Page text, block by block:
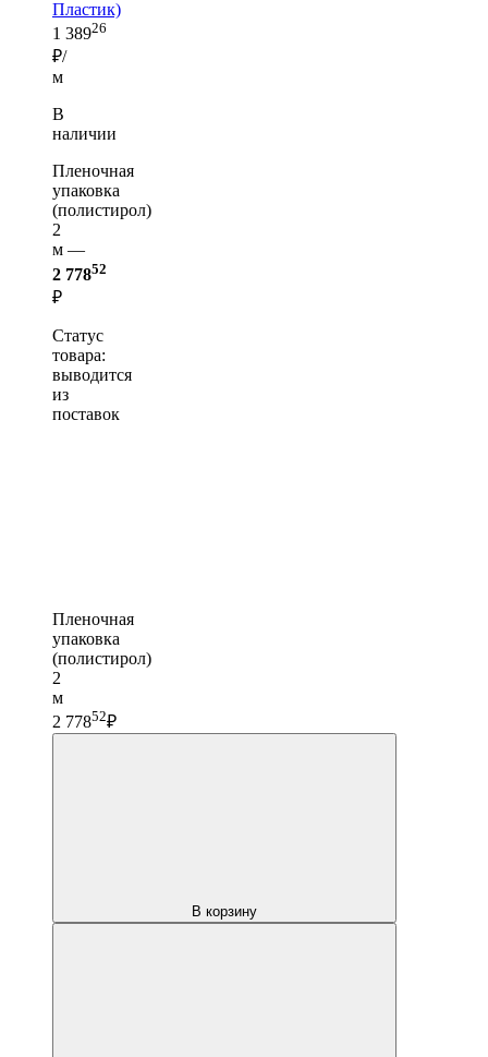
Пластик)
1 38926
₽/
м
В
наличии
Пленочная
упаковка
(полистирол)
2
м —
2 77852
₽
Статус
товара:
выводится
из
поставок
Пленочная
упаковка
(полистирол)
2
м
2 77852₽
В корзину